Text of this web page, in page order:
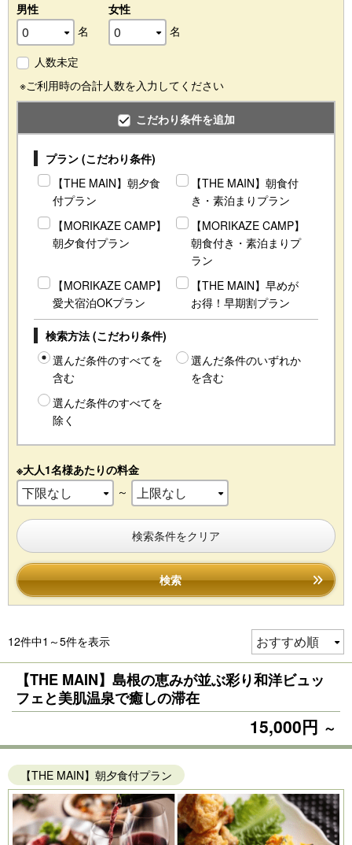
男性
名
女性
名
人数未定
※ご利用時の合計人数を入力してください
こだわり条件を追加
プラン (こだわり条件)
【THE MAIN】朝夕食
付プラン
【THE MAIN】朝食付
き・素泊まりプラン
【MORIKAZE CAMP】
朝夕食付プラン
【MORIKAZE CAMP】
朝食付き・素泊まりプ
ラン
【MORIKAZE CAMP】
愛犬宿泊OKプラン
【THE MAIN】早めが
お得！早期割プラン
検索方法 (こだわり条件)
選んだ条件のすべてを
含む
選んだ条件のいずれか
を含む
選んだ条件のすべてを
除く
※大人1名様あたりの料金
～
検索条件をクリア
検索
12件中1～5件を表示
【THE MAIN】島根の恵みが並ぶ彩り和洋ビュッ
フェと美肌温泉で癒しの滞在
15,000円 ～
【THE MAIN】朝夕食付プラン